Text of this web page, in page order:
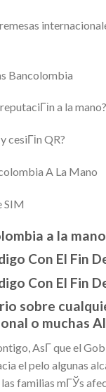
Bancolombia
a la mano?
cesiГіn QR?
A La Mano
SIM
a la mano
Con El Fin
Con El Fin
sobre
o muchas
AsГ­ que el
el pelo algunas
familias mГЎs